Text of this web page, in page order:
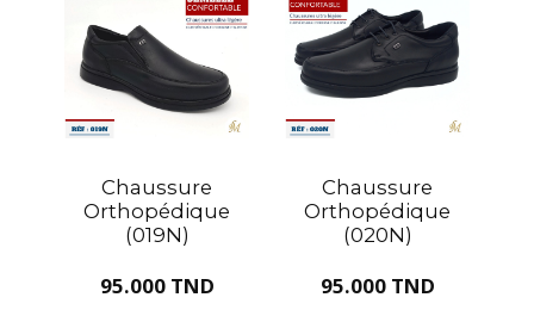
Chaussure
Orthopédique
(019N)
95.000 TND
Chaussure
Orthopédique
(020N)
95.000 TND